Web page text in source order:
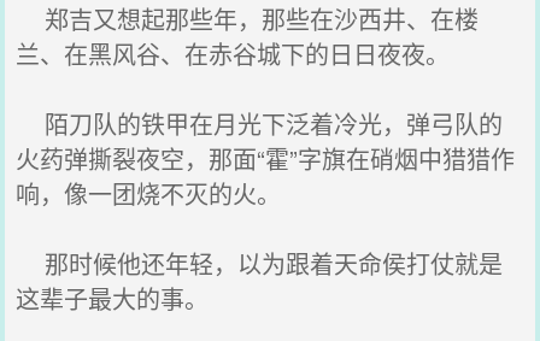
郑吉又想起那些年，那些在沙西井、在楼
兰、在黑风谷、在赤谷城下的日日夜夜。
陌刀队的铁甲在月光下泛着冷光，弹弓队的
火药弹撕裂夜空，那面“霍”字旗在硝烟中猎猎作
响，像一团烧不灭的火。
那时候他还年轻，以为跟着天命侯打仗就是
这辈子最大的事。